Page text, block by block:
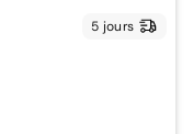
5 jours